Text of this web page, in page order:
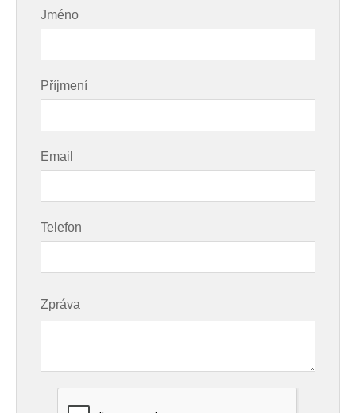
Jméno
Příjmení
Email
Telefon
Zpráva